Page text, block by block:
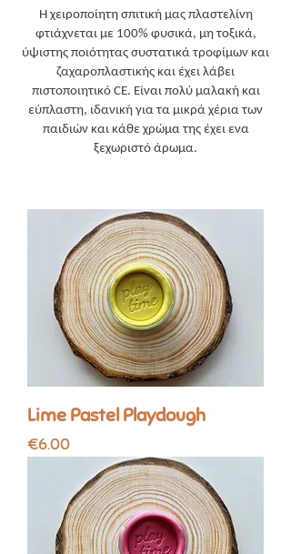
Η χειροποίητη σπιτική μας πλαστελίνη
φτιάχνεται με 100% φυσικά, μη τοξικά,
ύψιστης ποιότητας συστατικά τροφίμων και
ζαχαροπλαστικής και έχει λάβει
πιστοποιητικό CE. Είναι πολύ μαλακή και
εύπλαστη, ιδανική για τα μικρά χέρια των
παιδιών και κάθε χρώμα της έχει ενα
ξεχωριστό άρωμα.
Lime Pastel Playdough
Price
€6.00